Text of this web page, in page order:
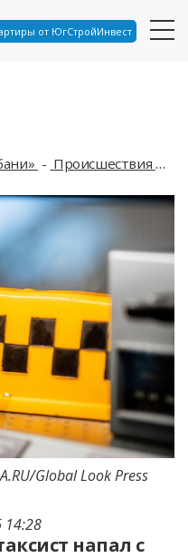
от ЮгСтройИнвест
Происшествия
14:28
напал с
Global Look Press